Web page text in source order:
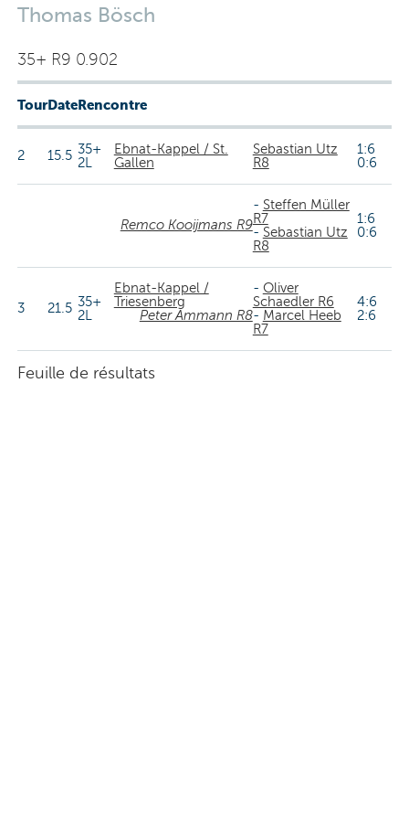
Thomas Bösch
35+ R9 0.902
TourDateRencontre
2 15.5 35+
2L
Ebnat-Kappel / St.
Gallen
Sebastian Utz
R8
1:6
0:6
Remco Kooijmans R9
- Steffen Müller
R7
- Sebastian Utz
R8
1:6
0:6
3 21.5 35+
2L
Ebnat-Kappel /
Triesenberg
Peter Ammann R8
- Oliver
Schaedler R6
- Marcel Heeb
R7
4:6
2:6
Feuille de résultats